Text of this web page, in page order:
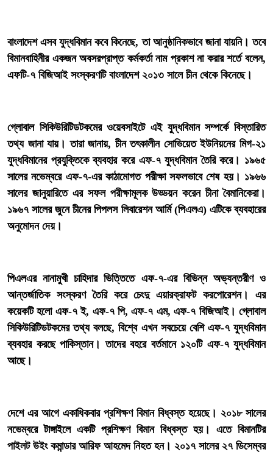
‎বাংলাদেশ এসব যুদ্ধবিমান কবে কিনেছে, তা আনুষ্ঠানিকভাবে জানা যায়নি। তবে
বিমানবাহিনীর একজন অবসরপ্রাপ্ত কর্মকর্তা নাম প্রকাশ না করার শর্তে বলেন,
এফটি-৭ বিজিআই সংস্করণটি বাংলাদেশ ২০১৩ সালে চীন থেকে কিনেছে।
‎গ্লোবাল সিকিউরিটিডটকমের ওয়েবসাইটে এই যুদ্ধবিমান সম্পর্কে বিস্তারিত
তথ্য জানা যায়। তারা জানায়, চীন তৎকালীন সোভিয়েত ইউনিয়নের মিগ-২১
যুদ্ধবিমানের প্রযুক্তিকে ব্যবহার করে এফ-৭ যুদ্ধবিমান তৈরি করে। ১৯৬৫
সালের নভেম্বরে এফ-৭-এর কাঠামোগত পরীক্ষা সফলভাবে শেষ হয়। ১৯৬৬
সালের জানুয়ারিতে এর সফল পরীক্ষামূলক উড্ডয়ন করেন চীনা বৈমানিকেরা।
১৯৬৭ সালের জুনে চীনের পিপলস লিবারেশন আর্মি (পিএলএ) এটিকে ব্যবহারের
অনুমোদন দেয়।
‎পিএলএর নানামুখী চাহিদার ভিত্তিতে এফ-৭-এর বিভিন্ন অভ্যন্তরীণ ও
আন্তর্জাতিক সংস্করণ তৈরি করে চেংদু এয়ারক্রাফট করপোরেশন। এর
কয়েকটি হলো এফ-৭ ই, এফ-৭ পি, এফ-৭ এম, এফ-৭ বিজিআই। গ্লোবাল
সিকিউরিটিডটকমের তথ্য বলছে, বিশ্বে এখন সবচেয়ে বেশি এফ-৭ যুদ্ধবিমান
ব্যবহার করছে পাকিস্তান। তাদের বহরে বর্তমানে ১২০টি এফ-৭ যুদ্ধবিমান
আছে।
‎দেশে এর আগে একাধিকবার প্রশিক্ষণ বিমান বিধ্বস্ত হয়েছে। ২০১৮ সালের
নভেম্বরে টাঙ্গাইলে একটি প্রশিক্ষণ বিমান বিধ্বস্ত হয়। এতে বিমানটির
পাইলট উইং কমান্ডার আরিফ আহমেদ নিহত হন। ২০১৭ সালের ২৭ ডিসেম্বর